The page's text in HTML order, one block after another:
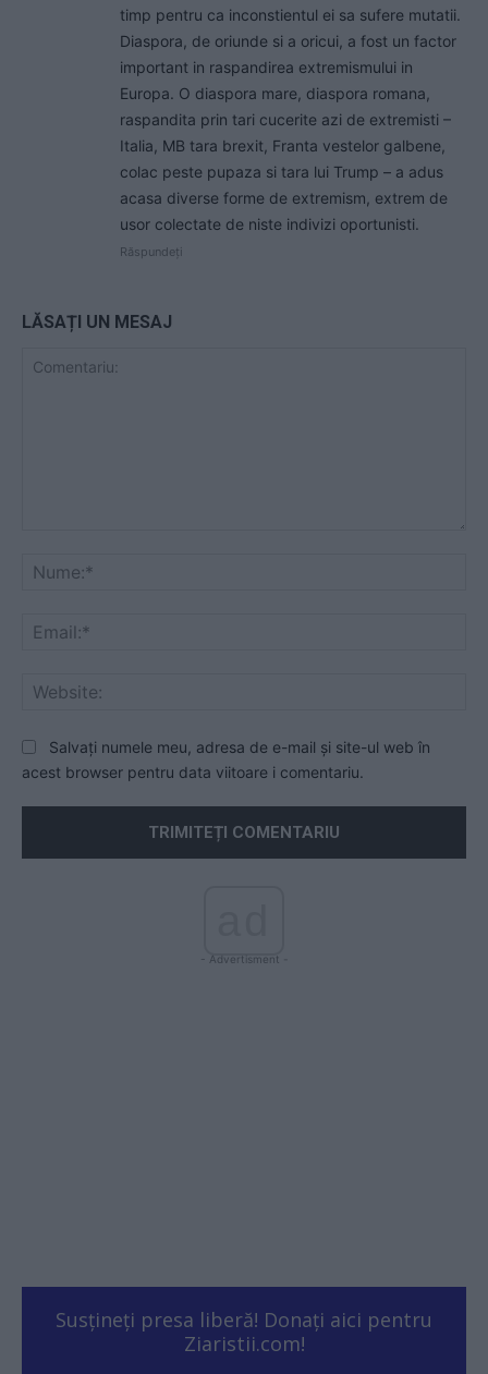
timp pentru ca inconstientul ei sa sufere mutatii.
Diaspora, de oriunde si a oricui, a fost un factor
important in raspandirea extremismului in
Europa. O diaspora mare, diaspora romana,
raspandita prin tari cucerite azi de extremisti –
Italia, MB tara brexit, Franta vestelor galbene,
colac peste pupaza si tara lui Trump – a adus
acasa diverse forme de extremism, extrem de
usor colectate de niste indivizi oportunisti.
Răspundeți
LĂSAȚI UN MESAJ
Salvați numele meu, adresa de e-mail și site-ul web în
acest browser pentru data viitoare i comentariu.
- Advertisment -
Susțineți presa liberă! Donați aici pentru
Ziaristii.com!